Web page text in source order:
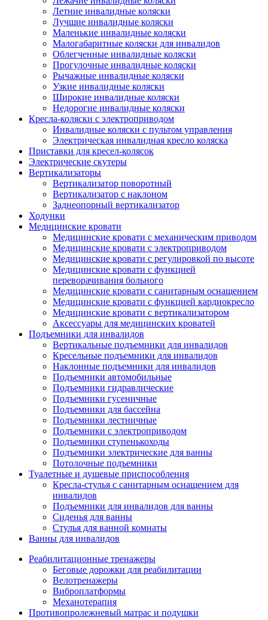
Летние инвалидные коляски
Лучшие инвалидные коляски
Маленькие инвалидные коляски
Малогабаритные коляски для инвалидов
Облегченные инвалидные коляски
Прогулочные инвалидные коляски
Рычажные инвалидные коляски
Узкие инвалидные коляски
Широкие инвалидные коляски
Недорогие инвалидные коляски
Кресла-коляски с электроприводом
Инвалидные коляски с пультом управления
Электрическая инвалидная кресло коляска
Приставки для кресел-колясок
Электрические скутеры
Вертикализаторы
Вертикализатор поворотный
Вертикализатор с наклоном
Заднеопорный вертикализатор
Ходунки
Медицинские кровати
Медицинские кровати с механическим приводом
Медицинские кровати с электроприводом
Медицинские кровати с регулировкой по высоте
Медицинские кровати с функцией
переворачивания больного
Медицинские кровати с санитарным оснащением
Медицинские кровати с функцией кардиокресло
Медицинские кровати с вертикализатором
Аксессуары для медицинских кроватей
Подъемники для инвалидов
Вертикальные подъемники для инвалидов
Кресельные подъемники для инвалидов
Наклонные подъемники для инвалидов
Подъемники автомобильные
Подъемники гидравлические
Подъемники гусеничные
Подъемники для бассейна
Подъемники лестничные
Подъемники с электроприводом
Подъемники ступенькоходы
Подъемники электрические для ванны
Потолочные подъемники
Туалетные и душевые приспособления
Кресла-стулья с санитарным оснащением для
инвалидов
Подъемники для инвалидов для ванны
Сиденья для ванны
Стулья для ванной комнаты
Ванны для инвалидов
Реабилитационные тренажеры
Беговые дорожки для реабилитации
Велотренажеры
Виброплатформы
Механотерапия
Противопролежневый матрас и подушки